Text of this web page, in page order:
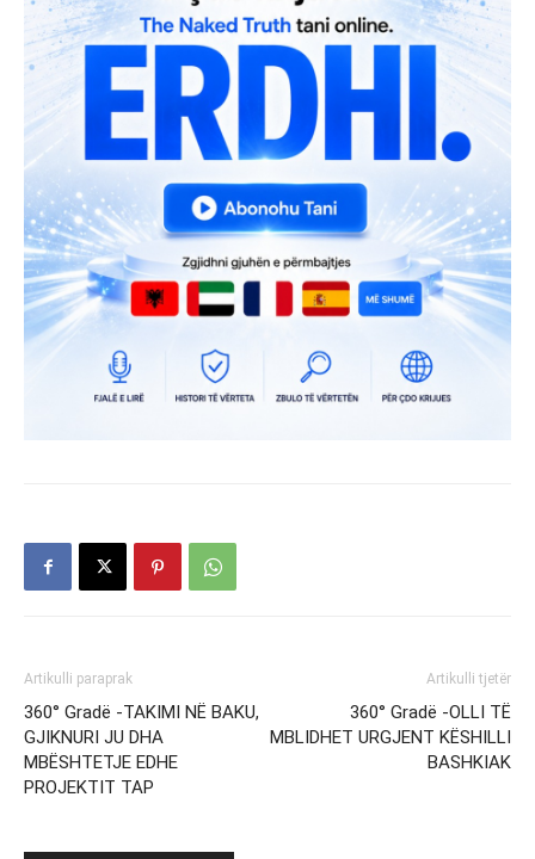
Artikulli paraprak
360° Gradë -TAKIMI NË BAKU,
GJIKNURI JU DHA
MBËSHTETJE EDHE
PROJEKTIT TAP
Artikulli tjetër
360° Gradë -OLLI TË
MBLIDHET URGJENT KËSHILLI
BASHKIAK